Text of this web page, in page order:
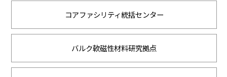
コアファシリティ統括センター
バルク軟磁性材料研究拠点